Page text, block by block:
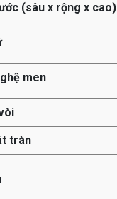
(sâu x rộng x cao)
men
tràn